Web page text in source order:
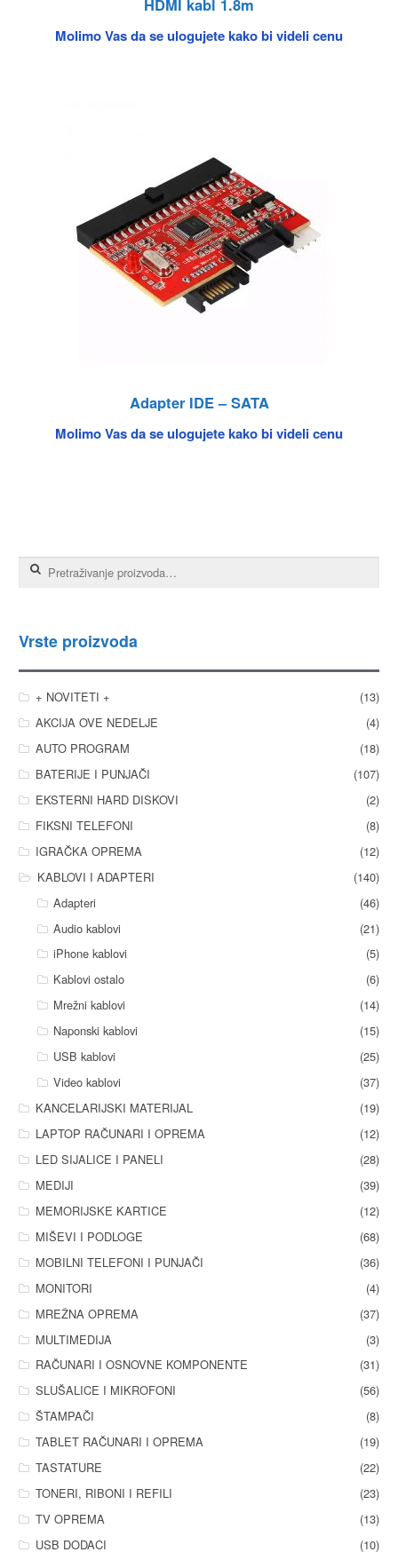
Molimo Vas da se ulogujete kako bi videli cenu
Adapter IDE – SATA
Molimo Vas da se ulogujete kako bi videli cenu
Pretraga za:
Vrste proizvoda
+ NOVITETI +
(13)
AKCIJA OVE NEDELJE
(4)
AUTO PROGRAM
(18)
BATERIJE I PUNJAČI
(107)
EKSTERNI HARD DISKOVI
(2)
FIKSNI TELEFONI
(8)
IGRAČKA OPREMA
(12)
KABLOVI I ADAPTERI
(140)
Adapteri
(46)
Audio kablovi
(21)
iPhone kablovi
(5)
Kablovi ostalo
(6)
Mrežni kablovi
(14)
Naponski kablovi
(15)
USB kablovi
(25)
Video kablovi
(37)
KANCELARIJSKI MATERIJAL
(19)
LAPTOP RAČUNARI I OPREMA
(12)
LED SIJALICE I PANELI
(28)
MEDIJI
(39)
MEMORIJSKE KARTICE
(12)
MIŠEVI I PODLOGE
(68)
MOBILNI TELEFONI I PUNJAČI
(36)
MONITORI
(4)
MREŽNA OPREMA
(37)
MULTIMEDIJA
(3)
RAČUNARI I OSNOVNE KOMPONENTE
(31)
SLUŠALICE I MIKROFONI
(56)
ŠTAMPAČI
(8)
TABLET RAČUNARI I OPREMA
(19)
TASTATURE
(22)
TONERI, RIBONI I REFILI
(23)
TV OPREMA
(13)
USB DODACI
(10)